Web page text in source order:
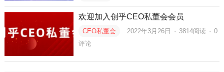
欢迎加入创乎CEO私董会会员
CEO私董会 2022年3月26日 · 3814阅读 · 0
评论